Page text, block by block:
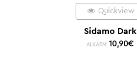
Quickview
Sidamo Dark
ALKAEN: 10,90€